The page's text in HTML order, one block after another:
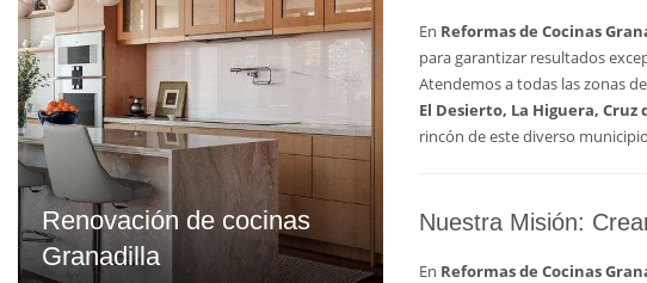
Renovación de cocinas
Granadilla
En Reformas de Cocinas
para garantizar resultados
Atendemos a todas las zonas de
El Desierto, La Higuera, Cruz
rincón de este diverso
Nuestra Misión:
En Reformas de Cocinas